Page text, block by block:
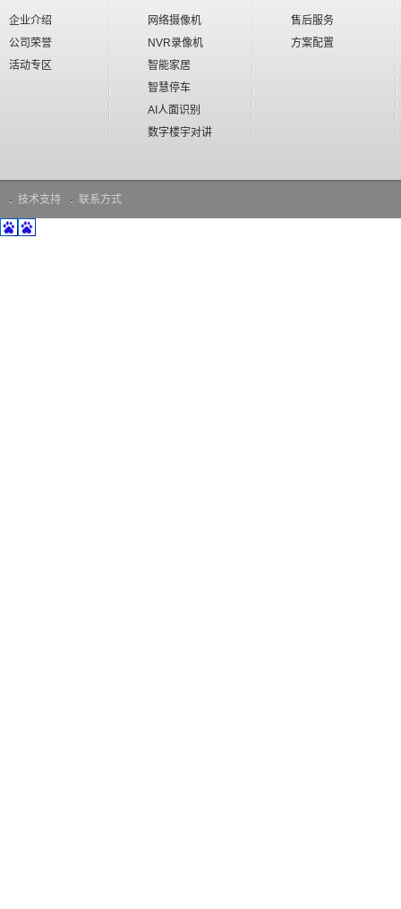
企业介绍
公司荣誉
活动专区
网络摄像机
NVR录像机
智能家居
智慧停车
AI人面识别
数字楼宇对讲
售后服务
方案配置
技术支持 联系方式